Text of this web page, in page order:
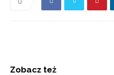
Zobacz też